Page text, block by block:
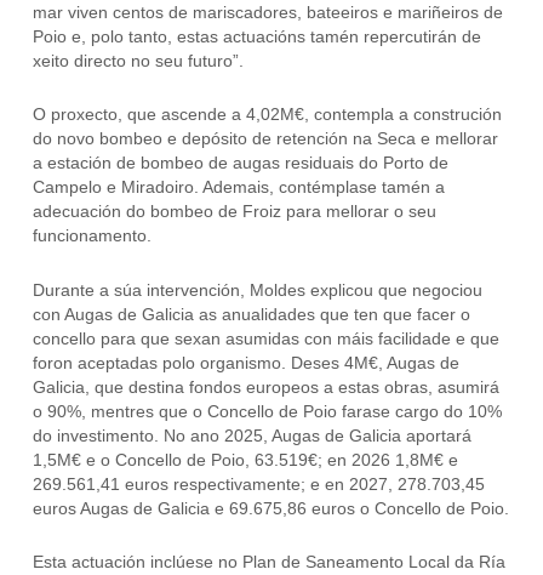
mar viven centos de mariscadores, bateeiros e mariñeiros de
Poio e, polo tanto, estas actuacións tamén repercutirán de
xeito directo no seu futuro”.
O proxecto, que ascende a 4,02M€, contempla a construción
do novo bombeo e depósito de retención na Seca e mellorar
a estación de bombeo de augas residuais do Porto de
Campelo e Miradoiro. Ademais, contémplase tamén a
adecuación do bombeo de Froiz para mellorar o seu
funcionamento.
Durante a súa intervención, Moldes explicou que negociou
con Augas de Galicia as anualidades que ten que facer o
concello para que sexan asumidas con máis facilidade e que
foron aceptadas polo organismo. Deses 4M€, Augas de
Galicia, que destina fondos europeos a estas obras, asumirá
o 90%, mentres que o Concello de Poio farase cargo do 10%
do investimento. No ano 2025, Augas de Galicia aportará
1,5M€ e o Concello de Poio, 63.519€; en 2026 1,8M€ e
269.561,41 euros respectivamente; e en 2027, 278.703,45
euros Augas de Galicia e 69.675,86 euros o Concello de Poio.
Esta actuación inclúese no Plan de Saneamento Local da Ría